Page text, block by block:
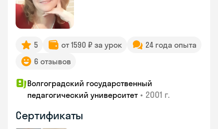
5 от 1590 ₽ за урок
24 года опыта
6 отзывов
Волгоградский государственный
педагогический университет • 2001 г.
Сертификаты